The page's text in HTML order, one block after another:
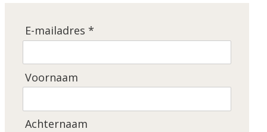
E-mailadres *
Voornaam
Achternaam